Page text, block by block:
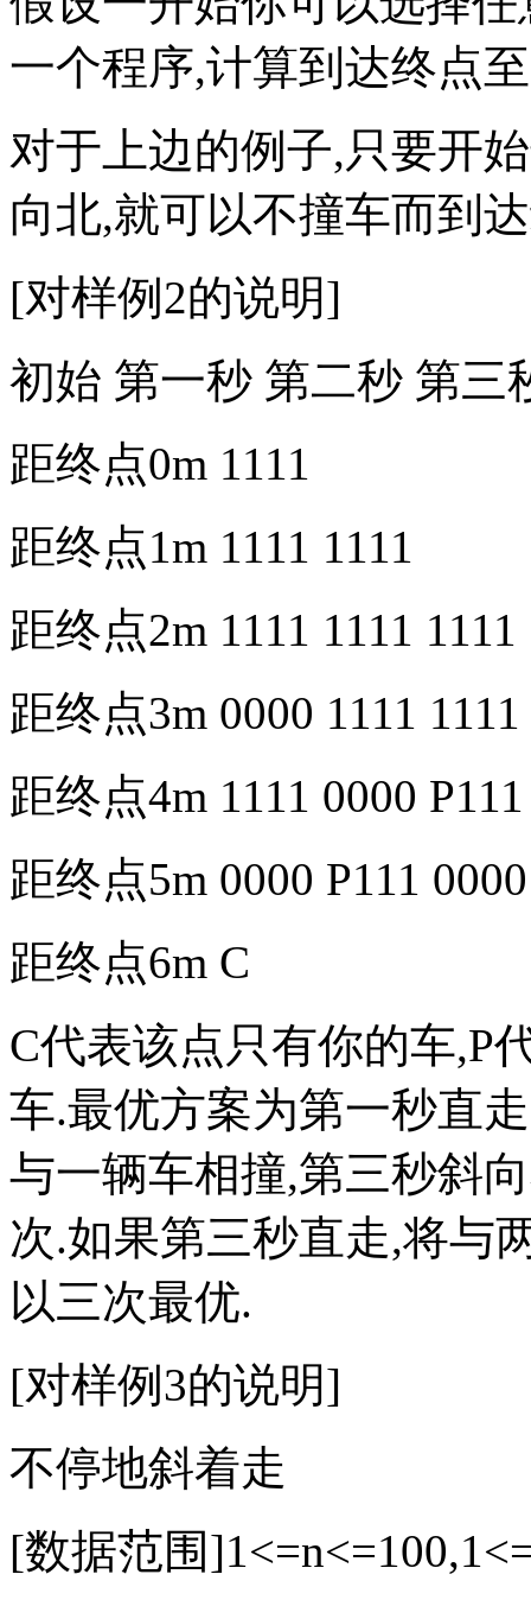
一个程序,计算到达终点
对于上边的例子,只要开
向北,就可以不撞车而到
[对样例2的说明]
初始 第一秒 第二秒 第三
距终点0m 1111
距终点1m 1111 1111
距终点2m 1111 1111 1111
距终点3m 0000 1111 1111
距终点4m 1111 0000
距终点5m 0000 P111
距终点6m C
C代表该点只有你的车,P
车.最优方案为第一秒直
与一辆车相撞,第三秒斜
次.如果第三秒直走,将与
以三次最优.
[对样例3的说明]
不停地斜着走
[数据范围